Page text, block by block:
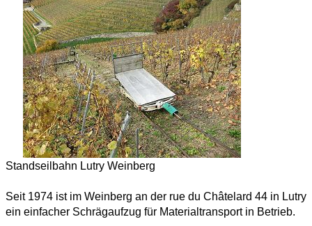
Standseilbahn Lutry Weinberg
Seit 1974 ist im Weinberg an der rue du Châtelard 44 in Lutry
ein einfacher Schrägaufzug für Materialtransport in Betrieb.